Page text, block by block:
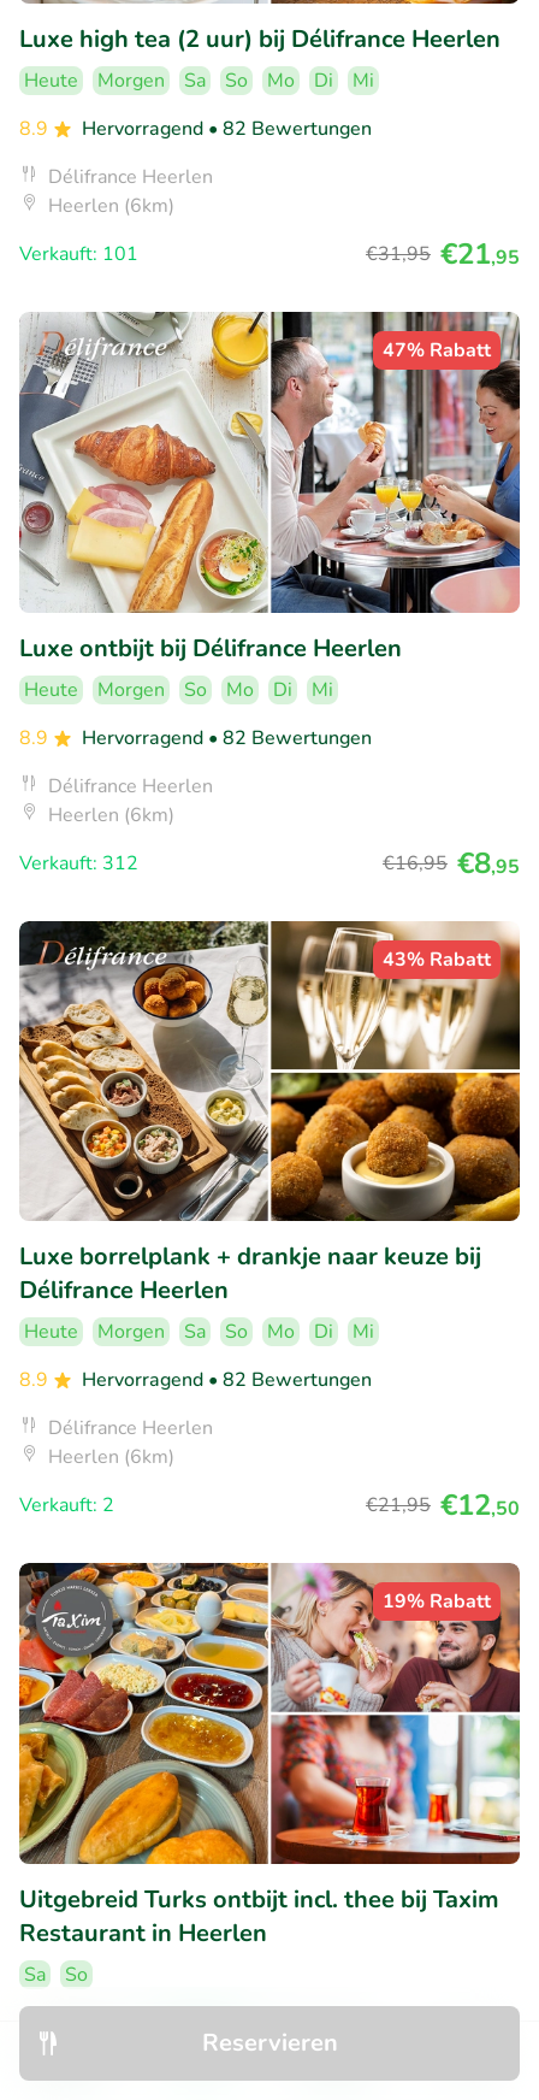
Reservieren
Luxe high tea (2 uur) bij Délifrance Heerlen
Heute Morgen Sa So Mo Di
Mi
8.9
Hervorragend • 82 Bewertungen
Délifrance Heerlen
Heerlen (6km)
Verkauft: 101
€31,95 €21,95
47% Rabatt
Luxe ontbijt bij Délifrance Heerlen
Heute Morgen So Mo Di
Mi
8.9
Hervorragend • 82 Bewertungen
Délifrance Heerlen
Heerlen (6km)
Verkauft: 312
€16,95 €8,95
43% Rabatt
Luxe borrelplank + drankje naar keuze bij
Délifrance Heerlen
Heute Morgen Sa So Mo Di
Mi
8.9
Hervorragend • 82 Bewertungen
Délifrance Heerlen
Heerlen (6km)
Verkauft: 2
€21,95 €12,50
19% Rabatt
Uitgebreid Turks ontbijt incl. thee bij Taxim
Restaurant in Heerlen
Sa
So